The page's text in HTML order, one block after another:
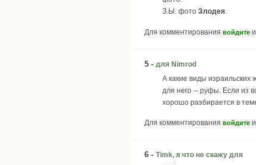
З.Ы. фото Злодея.
Для комментирования войдите
5 - для Nimrod
А какие виды израильских
для него -- руфы. Если из
хорошо разбирается в
Для комментирования войдите
6 - Timk, я что не скажу для